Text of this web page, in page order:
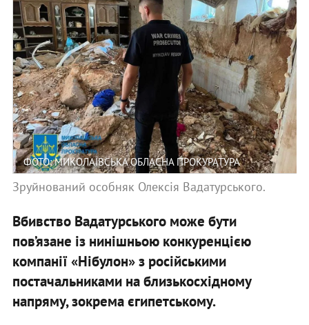
ФОТО: МИКОЛАЇВСЬКА ОБЛАСНА ПРОКУРАТУРА
Зруйнований особняк Олексія Вадатурського.
Вбивство Вадатурського може бути
пов’язане із нинішньою конкуренцією
компанії «Нібулон» з російськими
постачальниками на близькосхідному
напряму, зокрема єгипетському.